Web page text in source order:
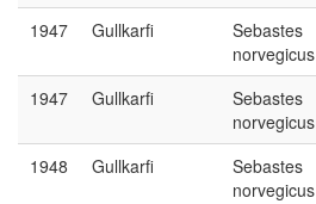
1947 Gullkarfi
Sebastes
norvegicus
1947 Gullkarfi
Sebastes
norvegicus
1948 Gullkarfi
Sebastes
norvegicus